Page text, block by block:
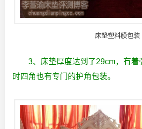
床垫塑料膜包装
3、床垫厚度达到了29cm，有着
时四角也有专门的护角包装。